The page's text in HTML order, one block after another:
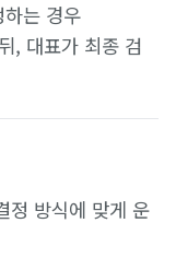
는 경우
, 대표가 최종 검
정 방식에 맞게 운